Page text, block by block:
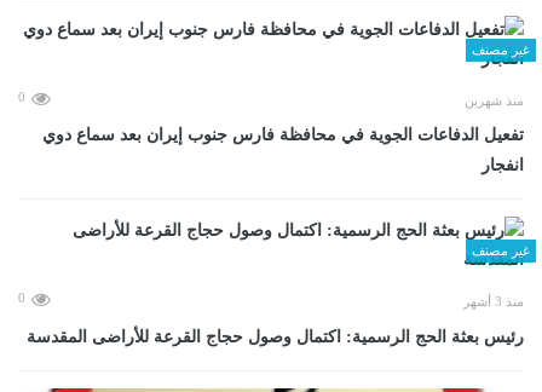
غير مصنف
منذ شهرين 0
تفعيل الدفاعات الجوية في محافظة فارس جنوب إيران بعد سماع دوي
انفجار
غير مصنف
منذ 3 أشهر 0
رئيس بعثة الحج الرسمية: اكتمال وصول حجاج القرعة للأراضى المقدسة